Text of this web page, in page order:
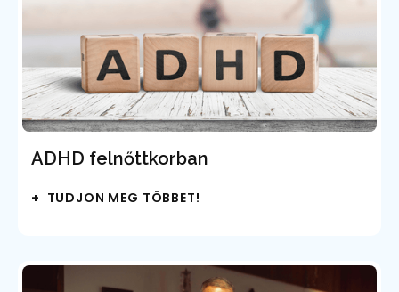
ADHD felnőttkorban
+ TUDJON MEG TÖBBET!